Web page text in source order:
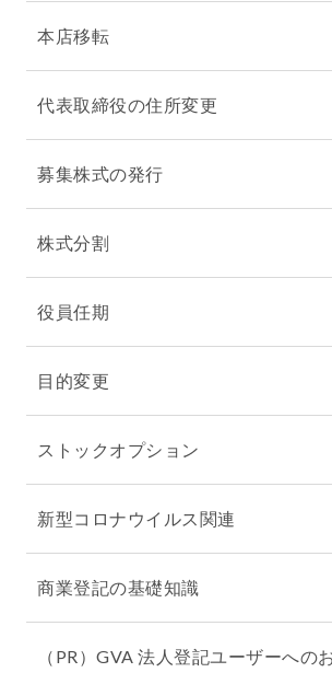
本店移転
代表取締役の住所変更
募集株式の発行
株式分割
役員任期
目的変更
ストックオプション
新型コロナウイルス関連
商業登記の基礎知識
（PR）GVA 法人登記ユーザーへの